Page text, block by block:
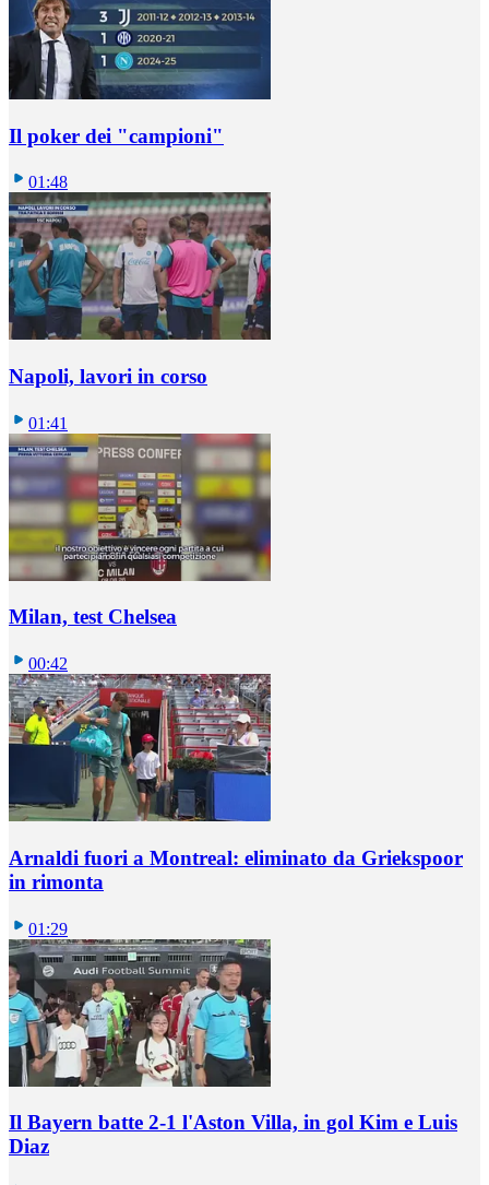
Il poker dei "campioni"
01:48
Napoli, lavori in corso
01:41
Milan, test Chelsea
00:42
Arnaldi fuori a Montreal: eliminato da Griekspoor
in rimonta
01:29
Il Bayern batte 2-1 l'Aston Villa, in gol Kim e Luis
Diaz